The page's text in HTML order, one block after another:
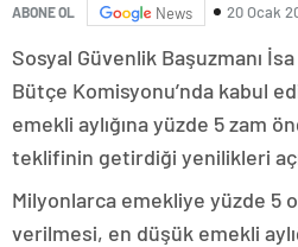
ABONE OL News 20 Ocak
Sosyal Güvenlik Başuzmanı
Bütçe Komisyonu’nda kabul
emekli aylığına yüzde 5 zam
teklifinin getirdiği yenilikleri
Milyonlarca emekliye yüzde 5
verilmesi, en düşük emekli